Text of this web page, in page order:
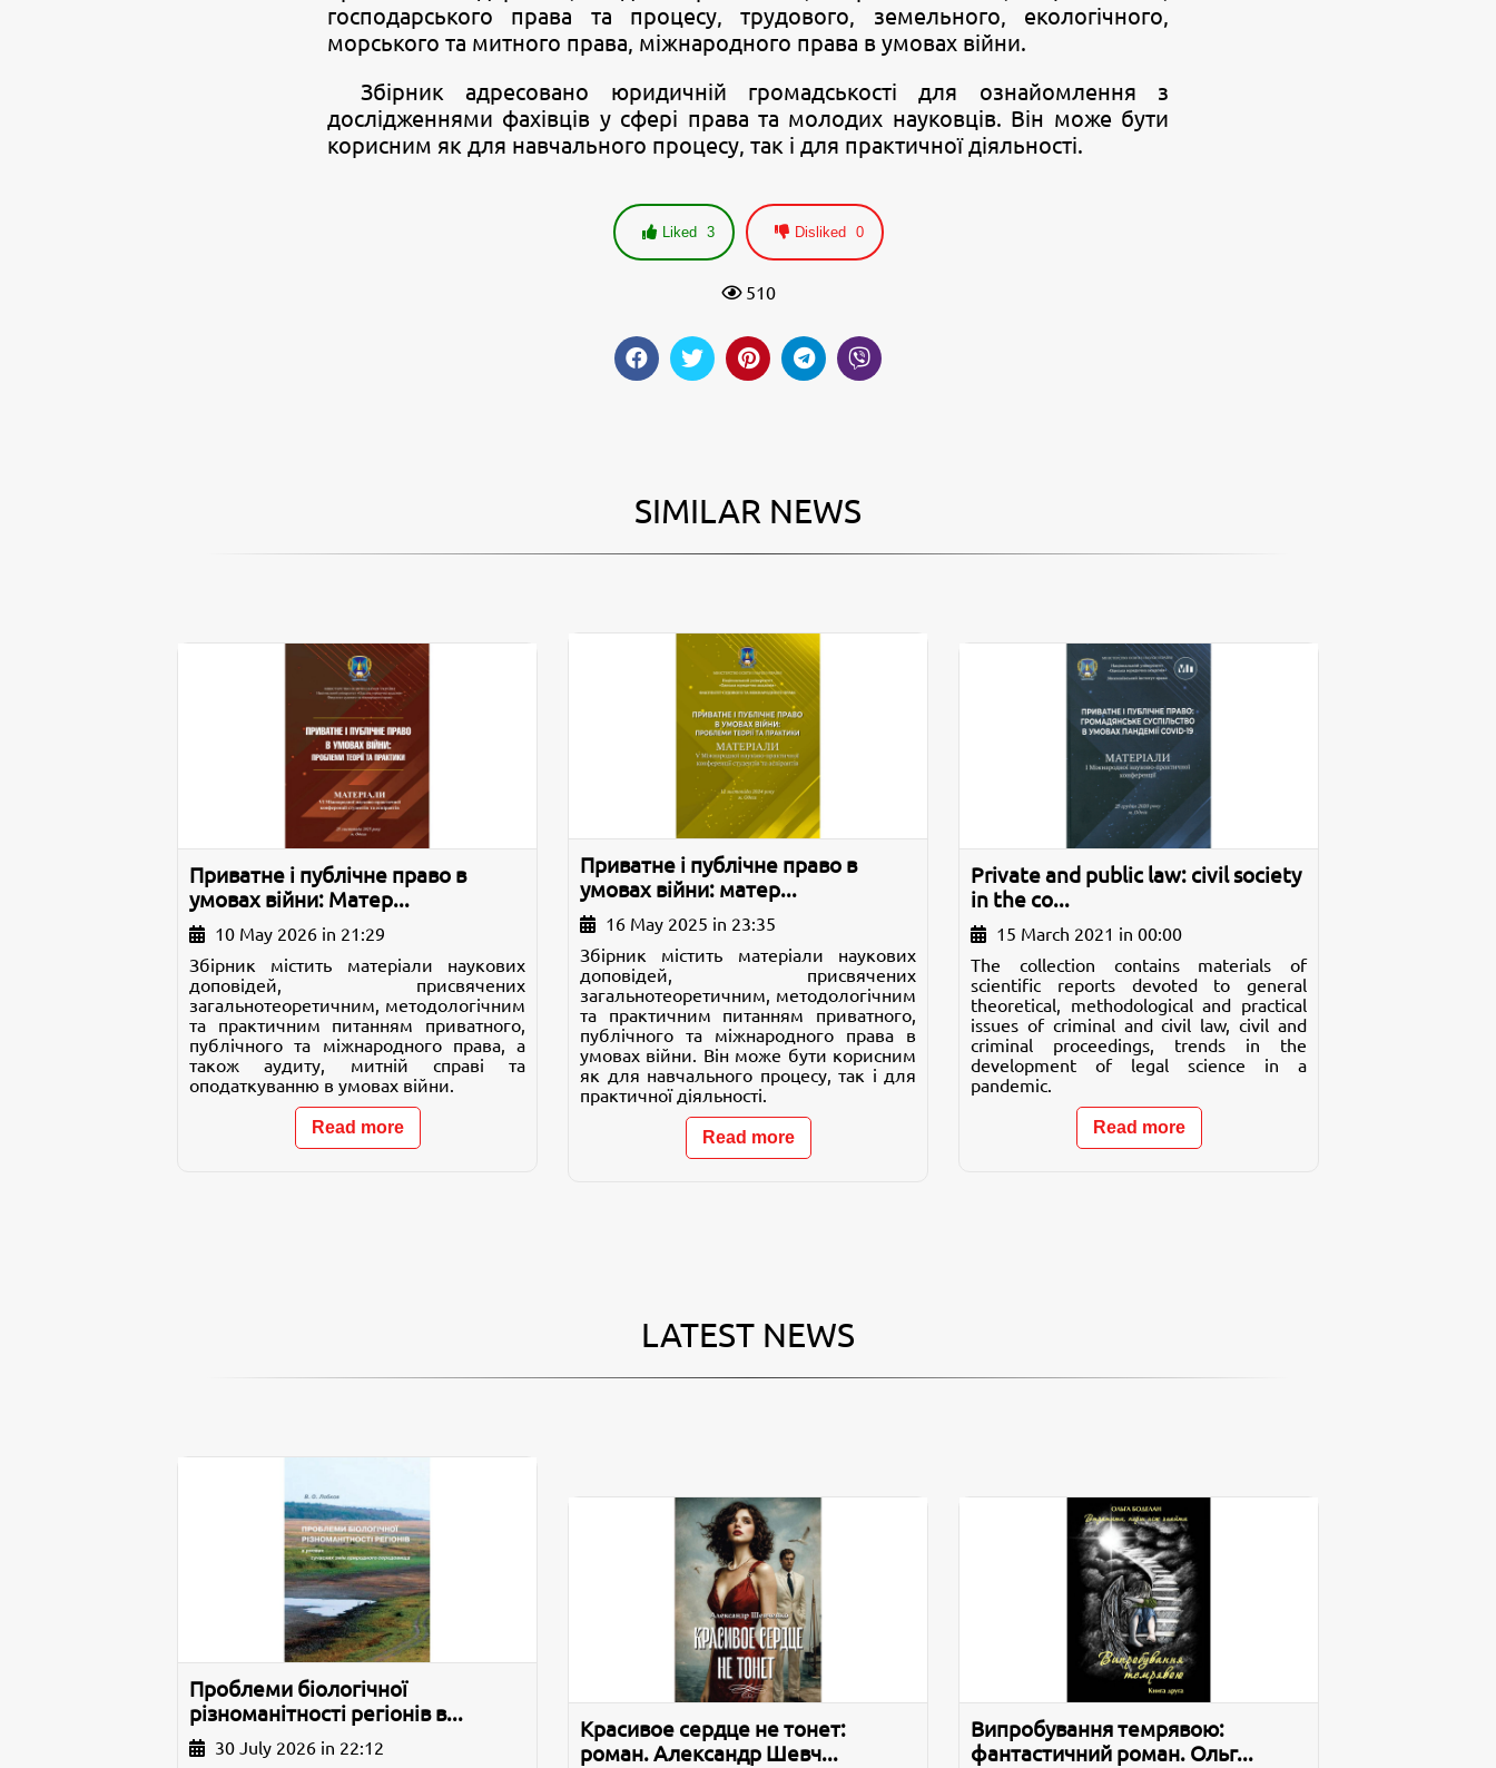
господарського права та процесу, трудового, земельного, екологічного,
морського та митного права, міжнародного права в умовах війни.
Збірник адресовано юридичній громадськості для ознайомлення з
дослідженнями фахівців у сфері права та молодих науковців. Він може бути
корисним як для навчального процесу, так і для практичної діяльності.
Liked 3 Disliked 0
510
SIMILAR NEWS
Приватне і публічне право в
умовах війни: Матер...
10 May 2026 in 21:29
Збірник містить матеріали наукових
доповідей, присвячених
загальнотеоретичним, методологічним
та практичним питанням приватного,
публічного та міжнародного права, а
також аудиту, митній справі та
оподаткуванню в умовах війни.
Read more
Приватне і публічне право в
умовах війни: матер...
16 May 2025 in 23:35
Збірник містить матеріали наукових
доповідей, присвячених
загальнотеоретичним, методологічним
та практичним питанням приватного,
публічного та міжнародного права в
умовах війни. Він може бути корисним
як для навчального процесу, так і для
практичної діяльності.
Read more
Private and public law: civil society
in the co...
15 March 2021 in 00:00
The collection contains materials of
scientific reports devoted to general
theoretical, methodological and practical
issues of criminal and civil law, civil and
criminal proceedings, trends in the
development of legal science in a
pandemic.
Read more
LATEST NEWS
Проблеми біологічної
різноманітності регіонів в...
30 July 2026 in 22:12
Красивое сердце не тонет:
роман. Александр Шевч...
Випробування темрявою:
фантастичний роман. Ольг...